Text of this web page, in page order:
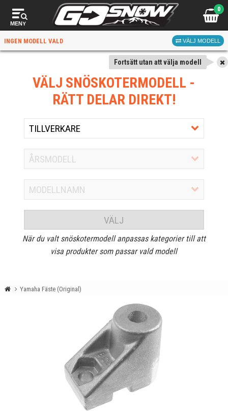
MENY
0
INGEN MODELL VALD VÄLJ MODELL
Fortsätt utan att välja modell
VÄLJ SNÖSKOTERMODELL -
RÄTT DELAR DIREKT!
VÄLJ
När du valt snöskotermodell anpassas kategorier till att
visa produkter som passar vald modell
Yamaha Fäste (Original)